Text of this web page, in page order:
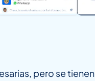
pero se